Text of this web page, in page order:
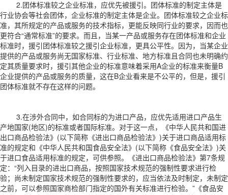
2.团体标准较之企业标准，应优先被援引。团体标准的制定主体是
行业协会等社会团体，企业标准的制定主体是企业。团体标准较之企业标
准，其所规定的产品或服务的技术指标，更能反映同行业的要求，因而也
更符合“通常标准”的要求。而且，当某一产品或服务存在团体标准和企业
标准时，援引团体标准较之援引企业标准，更具公平性。因为，当某企业
提供的产品或服务尚无国家标准、行业标准、地方标准且合同也未明确约
定其质量要求时，援引其他企业的标准意味着采用A企业的标准来衡量B
企业提供的产品或服务的质量，这在B企业看来是不公平的，但是，援引
团体标准就不存在这样的问题。
3.在涉外合同中，如合同标的为进口产品，应优先适用进口产品生
产地国家(地区)的标准或者国际标准。对于这一点，《中华人民共和国进
出口商品检验法》(以下简称《进出口商品检验法》)关于进口商品适用标
准的规定和《中华人民共和国食品安全法》(以下简称《食品安全法》)关
于进口食品适用标准的规定，可供参照。《进出口商品检验法》第7条规
定：“列入目录的进出口商品，按照国家技术规范的强制性要求进行检
验；尚未制定国家技术规范的强制性要求的，应当依法及时制定，未制定
之前，可以参照国家商检部门指定的国外有关标准进行检验。”《食品安